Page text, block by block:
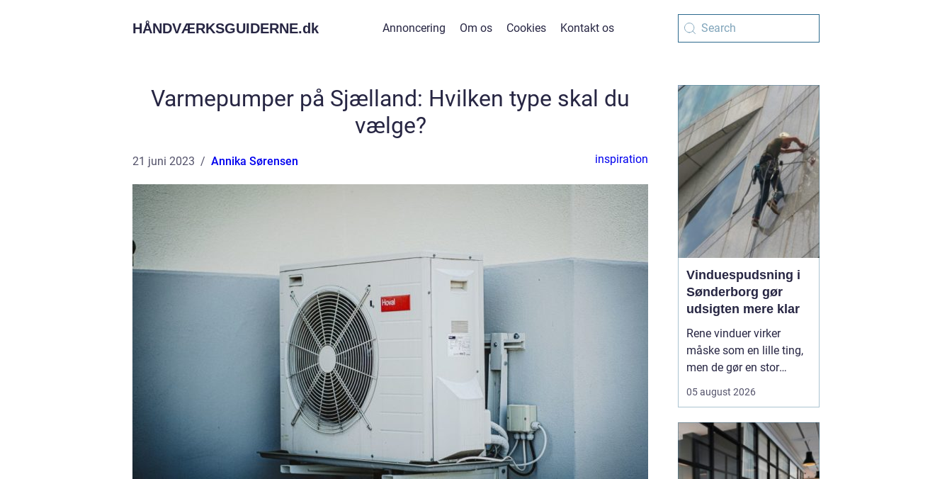
HÅNDVÆRKSGUIDERNE.dk Annoncering Om os Cookies Kontakt os
Varmepumper på Sjælland: Hvilken type skal du
vælge?
21 juni 2023 Annika Sørensen inspiration
Vinduespudsning i
Sønderborg gør
udsigten mere klar
Rene vinduer virker
måske som en lille ting,
men de gør en stor
arbejdsmiljø og privatliv.
ind, rummene virker
større, og både
medarbejdere, kunder og
05 august 2026